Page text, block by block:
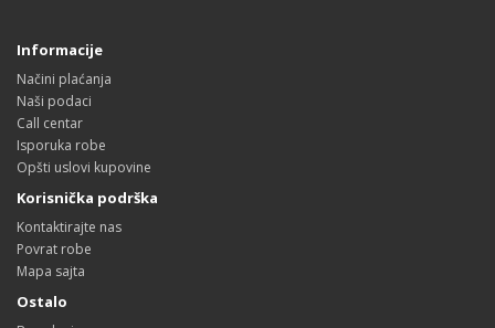
Informacije
Načini plaćanja
Naši podaci
Call centar
Isporuka robe
Opšti uslovi kupovine
Korisnička podrška
Kontaktirajte nas
Povrat robe
Mapa sajta
Ostalo